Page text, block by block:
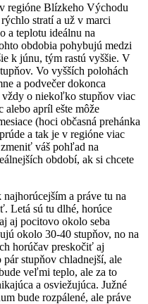
regióne Blízkeho Východu
stratí a už v marci
a teplotu ideálnu na
obdobia pohybujú medzi
k júnu, tým rastú vyššie. V
Vo vyšších polohách
a podvečer dokonca
vždy o niekoľko stupňov viac
alebo apríl ešte môže
(hoci občasná prehánka
a tak je v regióne viac
váš pohľad na
období, ak si chcete
najhorúcejším a práve tu na
Letá sú tu dlhé, horúce
aj pocitovo okolo seba
okolo 30-40 stupňov, no na
horúčav preskočiť aj
stupňov chladnejší, ale
veľmi teplo, ale za to
a osviežujúca. Južné
bude rozpálené, ale práve